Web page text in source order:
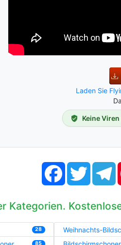
Laden Sie
Keine
FacebookTwitter
Kategorien.
28
85
Weihnachts-